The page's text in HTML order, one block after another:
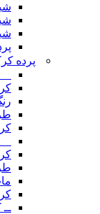
پرده
__
رنگ
__
مات